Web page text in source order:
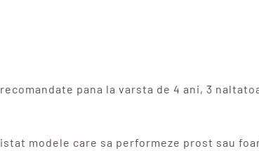
pana la varsta de 4 ani, 3
modele care sa performeze prost sau